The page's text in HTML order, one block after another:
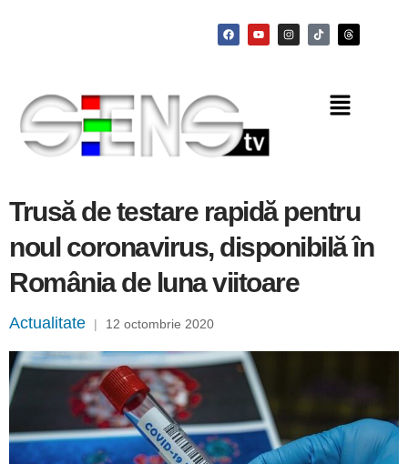
Trusă de testare rapidă pentru
noul coronavirus, disponibilă în
România de luna viitoare
Actualitate | 12 octombrie 2020